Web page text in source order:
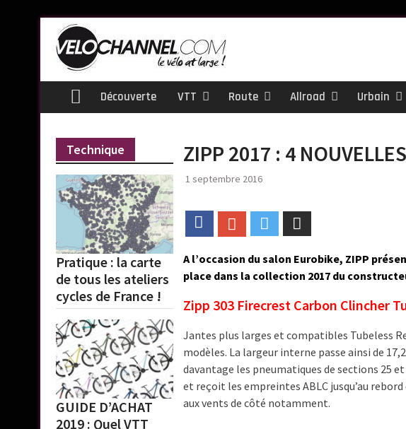
content
HomeDécouverte VTT Route Allroad Urbain
ZIPP 2017 : 4
1 septembre 2016
FacebookGoogle+
A l’occasion du salon Eurobike, ZIPP
place dans la collection 2017 du
Zipp 303 Firecrest Carbon Clincher
Jantes plus larges et compatibles Tubeless
modèles. La largeur interne passe ainsi de
davantage les pneumatiques de sections 25
et reçoit les empreintes ABLC jusqu’au
aux vents de côté notamment.
Technique
Pratique : la carte
de tous les ateliers
cycles de France !
GUIDE D’ACHAT
2019 : Quel VTT